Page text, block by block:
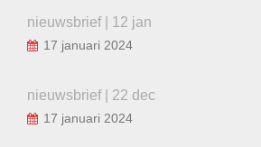
nieuwsbrief | 12 jan
17 januari 2024
nieuwsbrief | 22 dec
17 januari 2024